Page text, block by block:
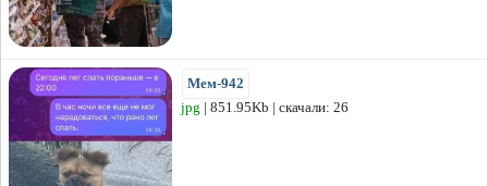
Мем-942
jpg | 851.95Kb | скачали: 26